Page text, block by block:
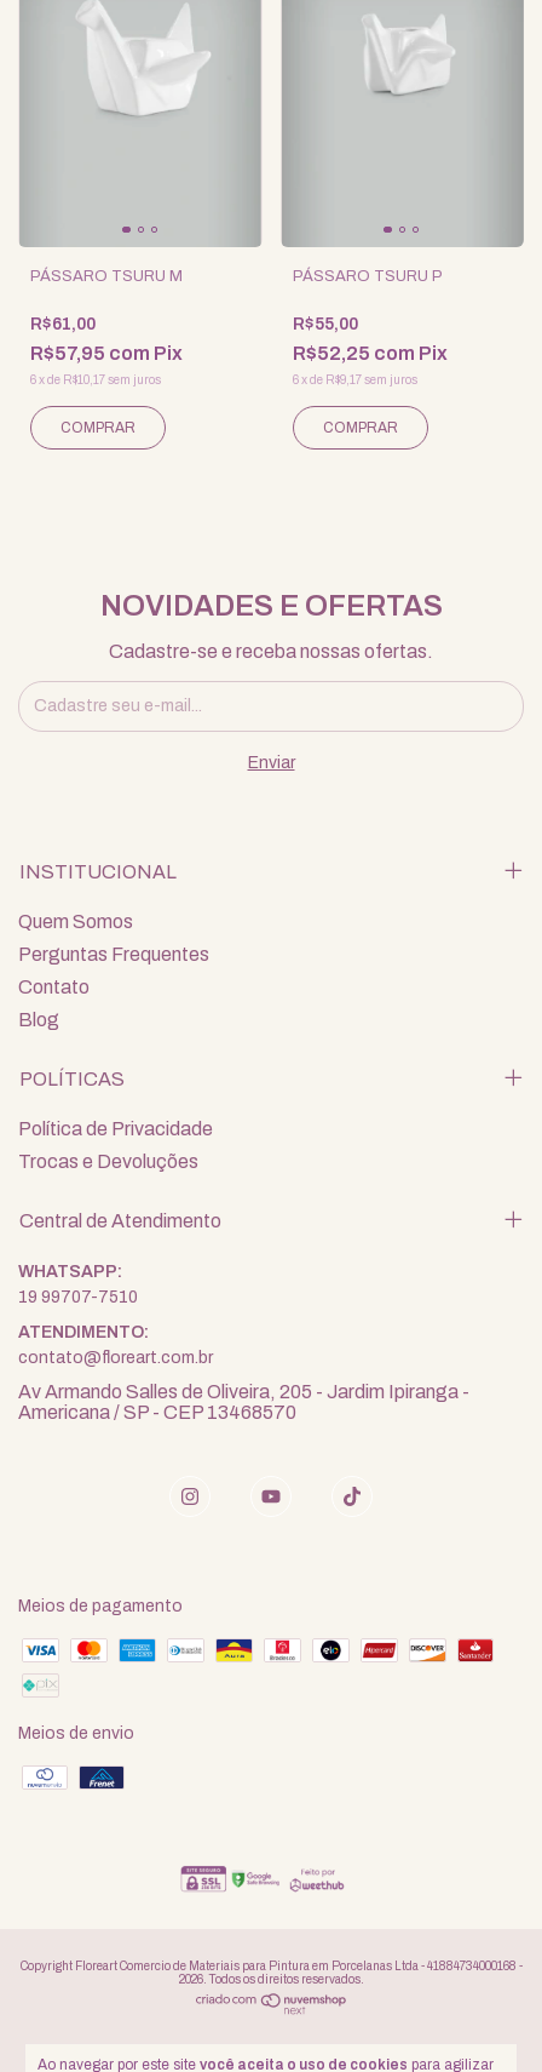
Ao navegar por este site você aceita o uso de cookies para agilizar
PÁSSARO TSURU M
R$61,00
R$57,95 com Pix
6xde R$10,17 sem juros
PÁSSARO TSURU P
R$55,00
R$52,25 com Pix
6 xde R$9,17 sem juros
NOVIDADES E OFERTAS
Cadastre-se e receba nossas ofertas.
INSTITUCIONAL
Quem Somos
Perguntas Frequentes
Contato
Blog
POLÍTICAS
Política de Privacidade
Trocas e Devoluções
Central de Atendimento
19 99707-7510
contato@floreart.com.br
Av Armando Salles de Oliveira, 205 - Jardim Ipiranga -
Americana / SP - CEP 13468570
Meios de pagamento
Meios de envio
Copyright Floreart Comercio de Materiais para Pintura em Porcelanas Ltda - 41884734000168 -
2026. Todos os direitos reservados.